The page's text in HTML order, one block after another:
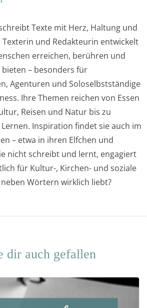
Texte mit Herz, Haltung und
Texterin und Redakteurin entwickelt
erreichen, berühren und
– besonders für
Agenturen und Soloselbstständige
Ihre Themen reichen von Essen
Reisen und Natur bis zu
Inspiration findet sie auch im
– etwa in ihren Elfchen und
nicht schreibt und lernt, engagiert
für Kultur-, Kirchen- und soziale
Wörtern wirklich liebt?
dir auch gefallen